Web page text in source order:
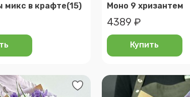
микс в крафте(15) Моно 9 хризантем
4389 ₽
Купить